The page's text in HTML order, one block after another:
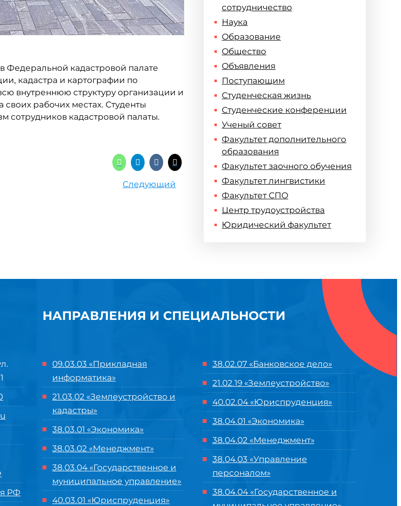
Федеральной кадастровой палате
кадастра и картографии по
внутреннюю структуру организации и
рабочих местах. Студенты
сотрудников кадастровой палаты.
Следующий
сотрудничество
Наука
Образование
Общество
Объявления
Поступающим
Студенческая жизнь
Студенческие конференции
Ученый совет
Факультет дополнительного
образования
Факультет заочного обучения
Факультет лингвистики
Факультет СПО
Центр трудоустройства
Юридический факультет
РФ
НАПРАВЛЕНИЯ И СПЕЦИАЛЬНОСТИ
09.03.03 «Прикладная
информатика»
21.03.02 «Землеустройство и
кадастры»
38.03.01 «Экономика»
38.03.02 «Менеджмент»
38.03.04 «Государственное и
муниципальное управление»
40.03.01 «Юриспруденция»
38.02.07 «Банковское дело»
21.02.19 «Землеустройство»
40.02.04 «Юриспруденция»
38.04.01 «Экономика»
38.04.02 «Менеджмент»
38.04.03 «Управление
персоналом»
38.04.04 «Государственное и